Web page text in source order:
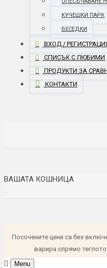
КУЧЕШКИ ПАРК
БЕСЕДКИ
ВХОД /
СПИСЪК С ЛЮБИМИ
ПРОДУКТИ ЗА
КОНТАКТИ
ВАШАТА КОШНИЦА
Посочените цени са без
варира спрямо
Menu